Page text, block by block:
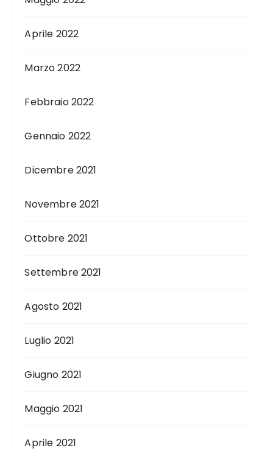
Aprile 2022
Marzo 2022
Febbraio 2022
Gennaio 2022
Dicembre 2021
Novembre 2021
Ottobre 2021
Settembre 2021
Agosto 2021
Luglio 2021
Giugno 2021
Maggio 2021
Aprile 2021